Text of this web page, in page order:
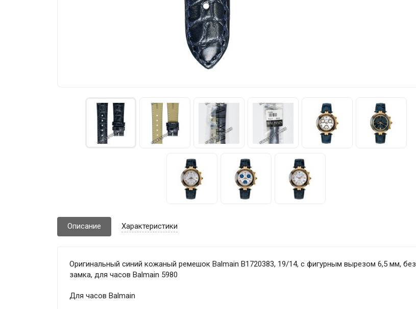
Описание Характеристики
Оригинальный синий кожаный ремешок Balmain B1720383, 19/14, с фигурным вырезом 6,5 мм, без
замка, для часов Balmain 5980
Для часов Balmain